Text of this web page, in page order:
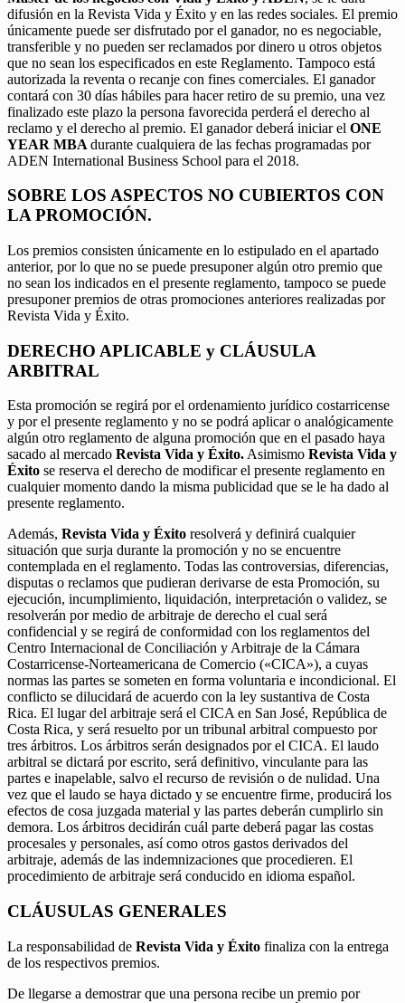
difusión en la Revista Vida y Éxito y en las redes sociales. El premio
únicamente puede ser disfrutado por el ganador, no es negociable,
transferible y no pueden ser reclamados por dinero u otros objetos
que no sean los especificados en este Reglamento. Tampoco está
autorizada la reventa o recanje con fines comerciales. El ganador
contará con 30 días hábiles para hacer retiro de su premio, una vez
finalizado este plazo la persona favorecida perderá el derecho al
reclamo y el derecho al premio. El ganador deberá iniciar el ONE
YEAR MBA durante cualquiera de las fechas programadas por
ADEN International Business School para el 2018.
SOBRE LOS ASPECTOS NO CUBIERTOS CON
LA PROMOCIÓN.
Los premios consisten únicamente en lo estipulado en el apartado
anterior, por lo que no se puede presuponer algún otro premio que
no sean los indicados en el presente reglamento, tampoco se puede
presuponer premios de otras promociones anteriores realizadas por
Revista Vida y Éxito.
DERECHO APLICABLE y CLÁUSULA
ARBITRAL
Esta promoción se regirá por el ordenamiento jurídico costarricense
y por el presente reglamento y no se podrá aplicar o analógicamente
algún otro reglamento de alguna promoción que en el pasado haya
sacado al mercado Revista Vida y Éxito.Asimismo Revista Vida y
Éxito se reserva el derecho de modificar el presente reglamento en
cualquier momento dando la misma publicidad que se le ha dado al
presente reglamento.
Además, Revista Vida y Éxito resolverá y definirá cualquier
situación que surja durante la promoción y no se encuentre
contemplada en el reglamento. Todas las controversias, diferencias,
disputas o reclamos que pudieran derivarse de esta Promoción, su
ejecución, incumplimiento, liquidación, interpretación o validez, se
resolverán por medio de arbitraje de derecho el cual será
confidencial y se regirá de conformidad con los reglamentos del
Centro Internacional de Conciliación y Arbitraje de la Cámara
Costarricense-Norteamericana de Comercio («CICA»), a cuyas
normas las partes se someten en forma voluntaria e incondicional. El
conflicto se dilucidará de acuerdo con la ley sustantiva de Costa
Rica. El lugar del arbitraje será el CICA en San José, República de
Costa Rica, y será resuelto por un tribunal arbitral compuesto por
tres árbitros. Los árbitros serán designados por el CICA. El laudo
arbitral se dictará por escrito, será definitivo, vinculante para las
partes e inapelable, salvo el recurso de revisión o de nulidad. Una
vez que el laudo se haya dictado y se encuentre firme, producirá los
efectos de cosa juzgada material y las partes deberán cumplirlo sin
demora. Los árbitros decidirán cuál parte deberá pagar las costas
procesales y personales, así como otros gastos derivados del
arbitraje, además de las indemnizaciones que procedieren. El
procedimiento de arbitraje será conducido en idioma español.
CLÁUSULAS GENERALES
La responsabilidad de Revista Vida y Éxito finaliza con la entrega
de los respectivos premios.
De llegarse a demostrar que una persona recibe un premio por